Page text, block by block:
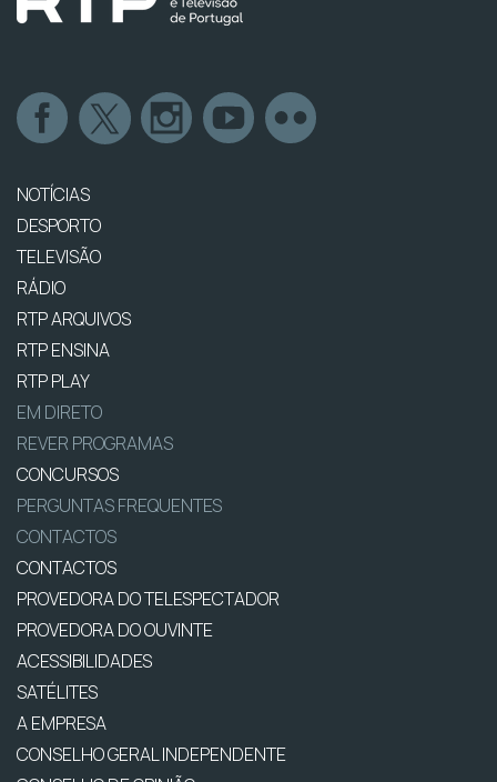
NOTÍCIAS
DESPORTO
TELEVISÃO
RÁDIO
RTP ARQUIVOS
RTP ENSINA
RTP PLAY
EM DIRETO
REVER PROGRAMAS
CONCURSOS
PERGUNTAS FREQUENTES
CONTACTOS
CONTACTOS
PROVEDORA DO TELESPECTADOR
PROVEDORA DO OUVINTE
ACESSIBILIDADES
SATÉLITES
A EMPRESA
CONSELHO GERAL INDEPENDENTE